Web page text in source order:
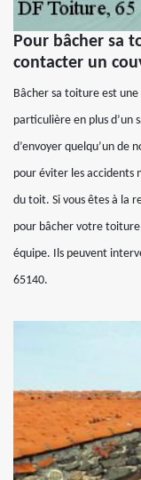
Pour bâcher sa
contacter un
Bâcher sa toiture est
particulière en plus d’un
d’envoyer quelqu’un de
pour éviter les accidents
du toit. Si vous êtes à la
pour bâcher votre
équipe. Ils peuvent
65140.